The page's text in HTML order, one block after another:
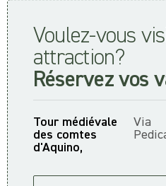
Voulez-vous
attraction?
Réservez vos
Tour médiévale
des comtes
d'Aquino,
Via